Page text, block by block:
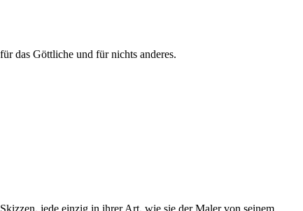
das Göttliche und für nichts anderes.